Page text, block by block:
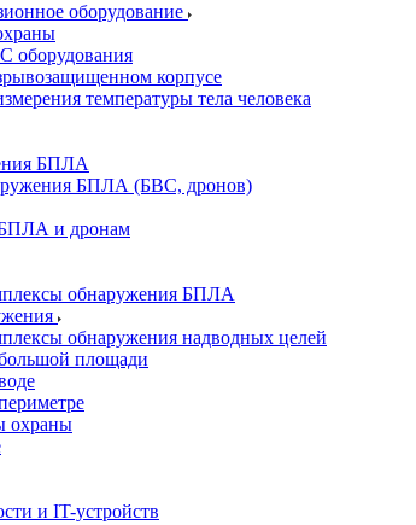
оборудование
оборудования
корпусе
температуры тела человека
БПЛА
БПЛА (БВС, дронов)
БПЛА и дронам
обнаружения БПЛА
обнаружения надводных целей
площади
охраны
и IT-устройств